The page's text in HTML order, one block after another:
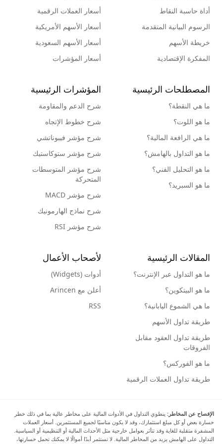
أداة حاسبة النقاط
الرسوم البيانية المتقدمة
خريطة الأسهم
المفكرة الإقتصادية
أسعار العملات الرقمية
أسعار الأسهم الأمريكية
أسعار الأسهم السعودية
أسعار المؤشرات
المصطلحات الرئيسية
ما هي النقطة؟
ما هو اللوت؟
ما هي الرافعة المالية؟
ما هو التداول بالهامش؟
ما هو التحليل الفني؟
ما هو السبريد؟
المؤشرات الرئيسية
شرح الدعم والمقاومة
شرح خطوط الإتجاه
شرح مؤشر فيبوناتشي
شرح مؤشر ستوكاستيك
شرح مؤشر المتوسطات
المتحركة
شرح مؤشر MACD
شرح نماذج الهارمونيك
شرح مؤشر RSI
المقالات الرئيسية
ما هو التداول عبر الإنترنت؟
ما هو البيتكوين؟
ما هي الشموع اليابانية؟
طريقة تداول الأسهم
طريقة تداول العقود مقابل
الفروقات
ما هو الفوركس؟
طريقة تداول العملات الرقمية
لأصحاب الأعمال
أدوات (Widgets)
أعلن مع Arincen
RSS
الإفصاح عن المخاطر: ينطوي التداول في الأدوات المالية على مخاطر عالية بما في ذلك خطر
خسارة بعض أو كل مبلغ استثمارك، وقد لا يكون مناسبًا لجميع المستثمرين. أسعار العملات
المشفرة متقلبة للغاية وقد تتأثر بعوامل خارجية مثل الأحداث المالية أو التنظيمية أو السياسية.
التداول على الهامش يزيد من المخاطر المالية. لا تستثمر أبدًا أموالًا لا يمكنك تحمل خسارتها،